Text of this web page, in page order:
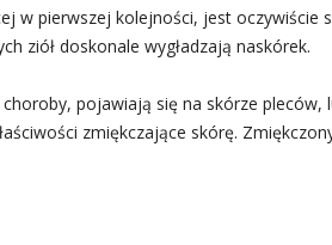
w pierwszej kolejności, jest oczywiście
ziół doskonale wygładzają naskórek.
choroby, pojawiają się na skórze pleców,
zmiękczające skórę.